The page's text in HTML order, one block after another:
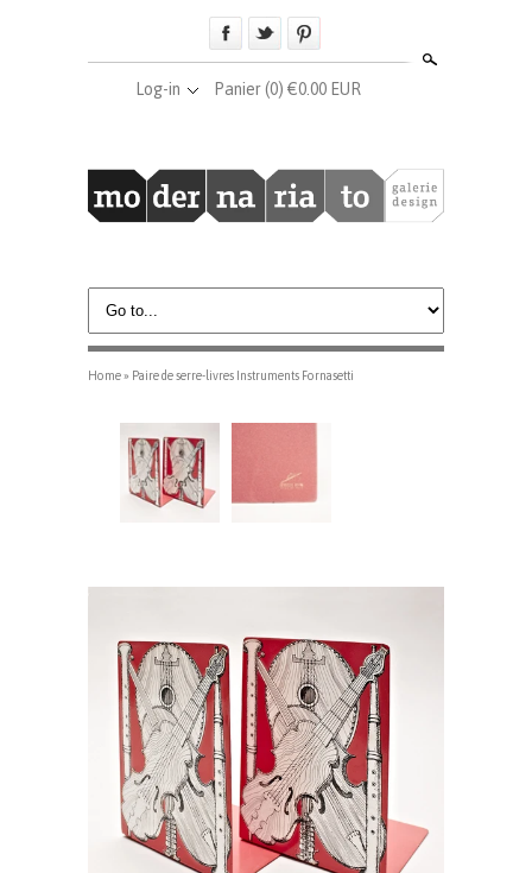
Log-in Panier(0) €0.00 EUR
Home» Paire de serre-livres Instruments Fornasetti